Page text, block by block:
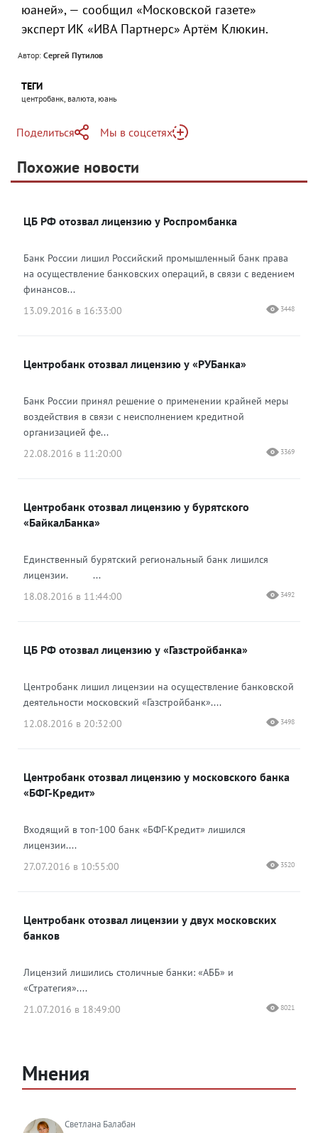
юаней», — сообщил «Московской газете»
эксперт ИК «ИВА Партнерс» Артём Клюкин.
Автор: Сергей Путилов
ТЕГИ
центробанк, валюта, юань
Поделиться
Telegram
Одноклассники
Мы в соцсетях
Яндекс Дзен
Похожие новости
ЦБ РФ отозвал лицензию у Роспромбанка
Банк России лишил Российский промышленный банк права
на осуществление банковских операций, в связи с ведением
финансов...
13.09.2016 в 16:33:00
3448
Центробанк отозвал лицензию у «РУБанка»
Банк России принял решение о применении крайней меры
воздействия в связи с неисполнением кредитной
организацией фе...
22.08.2016 в 11:20:00
3369
Центробанк отозвал лицензию у бурятского
«БайкалБанка»
Единственный бурятский региональный банк лишился
лицензии. ...
18.08.2016 в 11:44:00
3492
ЦБ РФ отозвал лицензию у «Газстройбанка»
Центробанк лишил лицензии на осуществление банковской
деятельности московский «Газстройбанк»....
12.08.2016 в 20:32:00
3498
Центробанк отозвал лицензию у московского банка
«БФГ-Кредит»
Входящий в топ-100 банк «БФГ-Кредит» лишился
лицензии....
27.07.2016 в 10:55:00
3520
Центробанк отозвал лицензии у двух московских
банков
Лицензий лишились столичные банки: «АББ» и
«Стратегия»....
21.07.2016 в 18:49:00
8021
Мнения
Светлана Балабан